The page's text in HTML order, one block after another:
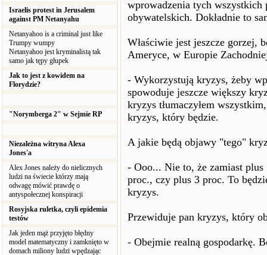
Israelis protest in Jerusalem
against PM Netanyahu
Netanyahoo is a criminal just like
Trumpy wumpy
Netanyahoo jest kryminalistą tak
samo jak tępy głupek
Jak to jest z kowidem na
Florydzie?
"Norymberga 2" w Sejmie RP
Niezależna witryna Alexa
Jones'a
Alex Jones należy do nielicznych
ludzi na świecie którzy mają
odwagę mówić prawdę o
antyspołecznej konspiracji
Rosyjska ruletka, czyli epidemia
testów
Jak jeden mąż przyjęto błędny
model matematyczny i zamknięto w
domach miliony ludzi wpędzając
wprowadzenia tych
obywatelskich. Dokładnie to
Właściwie jest jeszcze gorzej,
Ameryce, w Europie
- Wykorzystują kryzys, żeby
spowoduje jeszcze większy
kryzys tłumaczyłem
kryzys, który będzie.
A jakie będą objawy "tego"
- Ooo... Nie to, że zamiast
proc., czy plus 3 proc. To
kryzys.
Przewiduje pan kryzys, który
- Obejmie realną gospodarkę.